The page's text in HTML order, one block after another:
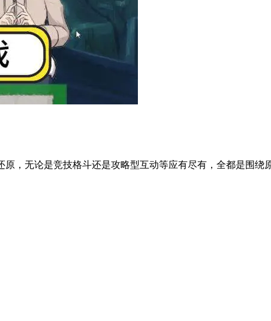
，无论是竞技格斗还是攻略型互动等应有尽有，全都是围绕